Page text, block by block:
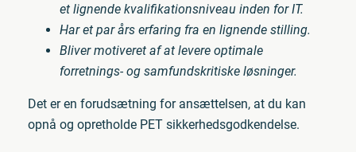
et lignende kvalifikationsniveau inden for IT.
Har et par års erfaring fra en lignende stilling.
Bliver motiveret af at levere optimale
forretnings- og samfundskritiske løsninger.
Det er en forudsætning for ansættelsen, at du kan
opnå og opretholde PET sikkerhedsgodkendelse.